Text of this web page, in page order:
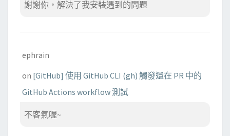
謝謝你，解決了我安裝遇到的問題
ephrain
on [GitHub] 使用 GitHub CLI (gh) 觸發還在 PR 中的
GitHub Actions workflow 測試
不客氣喔~